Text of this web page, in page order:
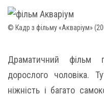
© Кадр з фільму «Акваріум»
Драматичний фільм
дорослого чоловіка.
ніжність і багато